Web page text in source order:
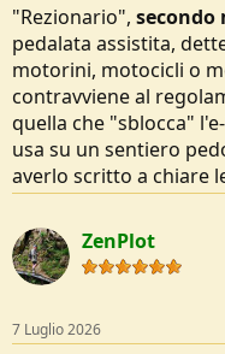
"Rezionario", secondo
pedalata assistita,
motorini, motocicli o
contravviene al
quella che "sblocca"
usa su un sentiero
averlo scritto a chiare
ZenPlot
7 Luglio 2026